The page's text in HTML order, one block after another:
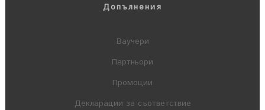
Допълнения
Ваучери
Партньори
Промоции
Декларации за съответствие